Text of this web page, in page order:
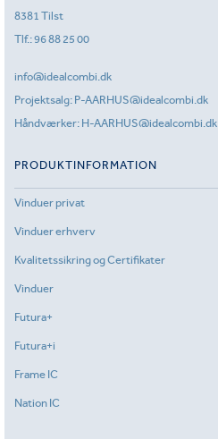
8381 Tilst
Tlf.:96 88 25 00
info@idealcombi.dk
Projektsalg: P-AARHUS@idealcombi.dk
Håndværker: H-AARHUS@idealcombi.dk
PRODUKTINFORMATION
Vinduer privat
Vinduer erhverv
Kvalitetssikring og Certifikater
Vinduer
Futura+
Futura+i
Frame IC
Nation IC